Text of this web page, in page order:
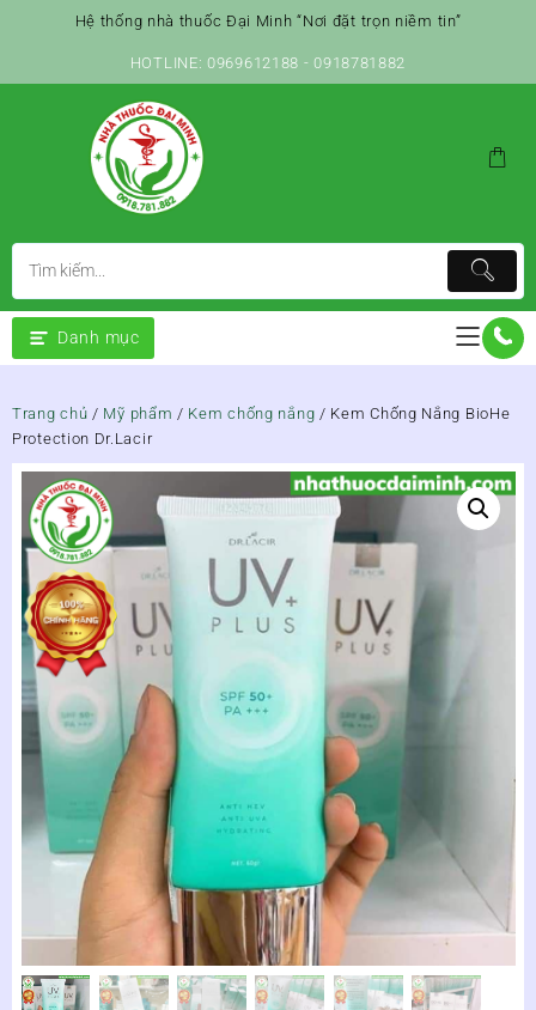
Hệ thống nhà thuốc Đại Minh “Nơi đặt trọn niềm tin”
HOTLINE: 0969612188 - 0918781882
Danh mục
Trang chủ / Mỹ phẩm / Kem chống nắng / Kem Chống Nắng BioHe
Protection Dr.Lacir